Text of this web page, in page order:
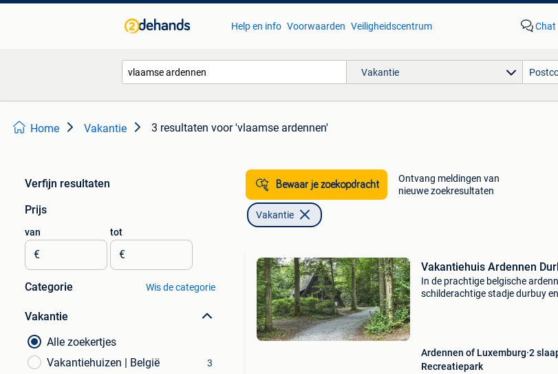
Help en info Voorwaarden Veiligheidscentrum Chat
Vakantie
Home Vakantie 3 resultaten voor 'vlaamse ardennen'
Verfijn resultaten
Prijs
van
€
tot
€
Categorie Wis de categorie
Vakantie
Alle zoekertjes
Vakantiehuizen | België
3
Bewaar je zoekopdracht
Ontvang meldingen van
nieuwe zoekresultaten
Vakantie
Vakantiehuis Ardennen
In de prachtige belgische
schilderachtige stadje durbuy
Ardennen of Luxemburg 2
Recreatiepark